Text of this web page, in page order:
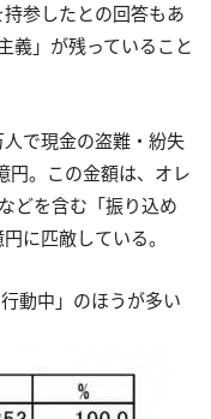
参したとの回答もあ
義」が残っていること
で現金の盗難・紛失
円。この金額は、オレ
どを含む「振り込め
に匹敵している。
動中」のほうが多い